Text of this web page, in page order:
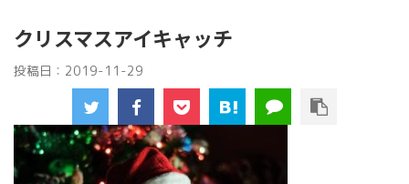
クリスマスアイキャッチ
投稿日： 2019-11-29